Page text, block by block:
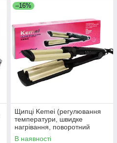
–16%
Щипці Kemei (регулювання
температури, швидке
нагрівання, поворотний
шнур) KM-2022
В наявності